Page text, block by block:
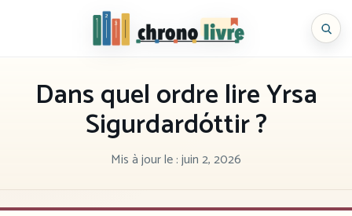
Chronolivre
Dans quel ordre lire Yrsa
Sigurdardóttir ?
Mis à jour le :juin 2, 2026